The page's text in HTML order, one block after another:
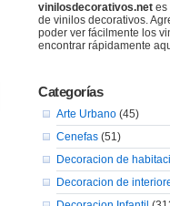
vinilosdecorativos.net es
de vinilos decorativos.
poder ver fácilmente los
encontrar rápidamente
Categorías
Arte Urbano (45)
Cenefas (51)
Decoracion de
Decoracion de